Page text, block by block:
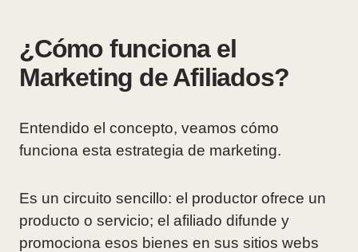
¿Cómo funciona el
Marketing de Afiliados?
Entendido el concepto, veamos cómo
funciona esta estrategia de marketing.
Es un circuito sencillo: el productor ofrece un
producto o servicio; el afiliado difunde y
promociona esos bienes en sus sitios webs